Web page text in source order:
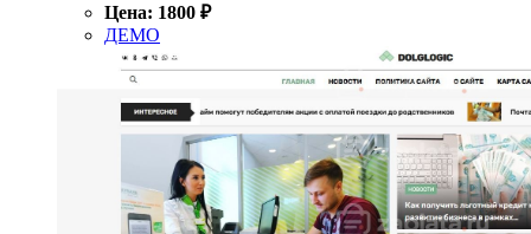
Цена: 1800 ₽
ДЕМО